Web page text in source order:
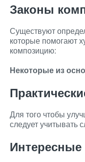
Законы
Существуют
которые помогают
композицию:
Некоторые из
Для того чтобы
следует учитывать